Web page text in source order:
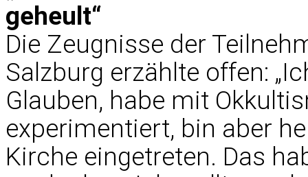
geheult“
Die Zeugnisse der
Salzburg erzählte offen:
Glauben, habe mit
experimentiert, bin aber
Kirche eingetreten. Das